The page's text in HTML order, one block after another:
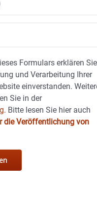
Formulars erklären Sie
und Verarbeitung Ihrer
einverstanden.
Sie in der
Bitte lesen Sie hier auch
die Veröffentlichung von